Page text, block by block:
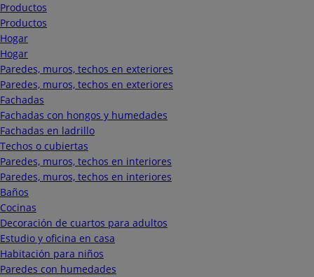
Productos
Productos
Hogar
Hogar
Paredes, muros, techos en exteriores
Paredes, muros, techos en exteriores
Fachadas
Fachadas con hongos y humedades
Fachadas en ladrillo
Techos o cubiertas
Paredes, muros, techos en interiores
Paredes, muros, techos en interiores
Baños
Cocinas
Decoración de cuartos para adultos
Estudio y oficina en casa
Habitación para niños
Paredes con humedades